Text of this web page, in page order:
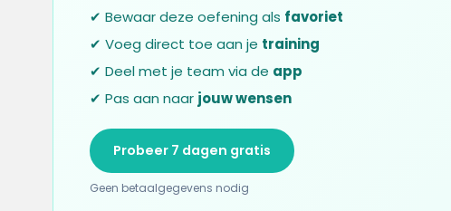
✔ Bewaar deze oefening als favoriet
✔ Voeg direct toe aan je training
✔ Deel met je team via de app
✔ Pas aan naar jouw wensen
Probeer 7 dagen gratis
Geen betaalgegevens nodig